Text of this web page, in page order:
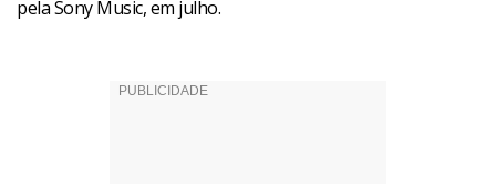
pela Sony Music, em julho.